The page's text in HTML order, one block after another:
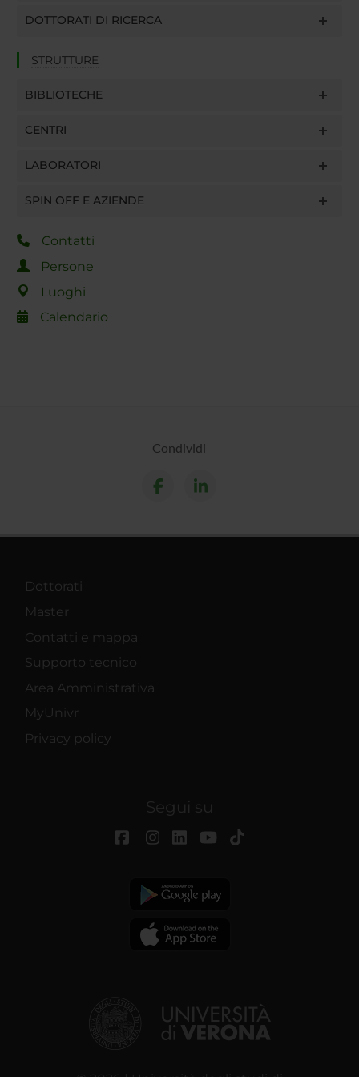
DOTTORATI DI RICERCA
STRUTTURE
BIBLIOTECHE
CENTRI
LABORATORI
SPIN OFF E AZIENDE
Contatti
Persone
Luoghi
Calendario
Condividi
Dottorati
Master
Contatti e mappa
Supporto tecnico
Area Amministrativa
MyUnivr
Privacy policy
Segui su